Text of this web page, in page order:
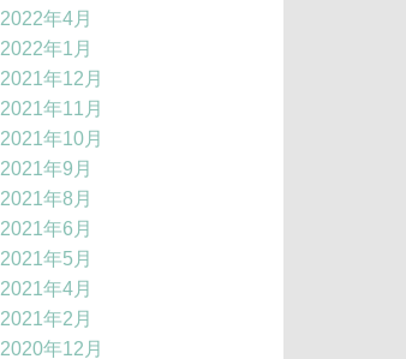
2022年4月
2022年1月
2021年12月
2021年11月
2021年10月
2021年9月
2021年8月
2021年6月
2021年5月
2021年4月
2021年2月
2020年12月